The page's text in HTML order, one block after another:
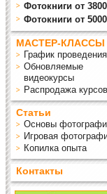
Фотокниги от
Фотокниги от
МАСТЕР-КЛАССЫ
График
Обновляемые
видеокурсы
Распродажа курсов
Статьи
Основы
Игровая
Копилка опыта
Контакты